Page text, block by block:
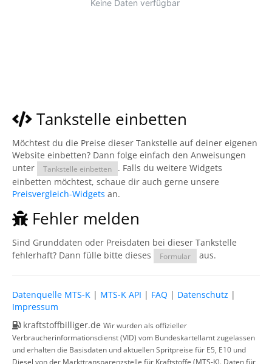
Tankstelle einbetten
Möchtest du die Preise dieser Tankstelle auf deiner eigenen
Website einbetten? Dann folge einfach den Anweisungen
unter
Tankstelle einbetten
. Falls du weitere Widgets
einbetten möchtest, schaue dir auch gerne unsere
Preisvergleich-Widgets an.
Fehler melden
Sind Grunddaten oder Preisdaten bei dieser Tankstelle
fehlerhaft? Dann fülle bitte dieses
Formular aus.
Datenquelle MTS-K | MTS-K API | FAQ | Datenschutz |
Impressum
kraftstoffbilliger.de Wir wurden als offizieller
Verbraucherinformationsdienst (VID) vom Bundeskartellamt zugelassen
und erhalten die Basisdaten und aktuellen Spritpreise für E5, E10 und
Diesel von der Markttransparenzstelle für Kraftstoffe (MTS-K). Daten für